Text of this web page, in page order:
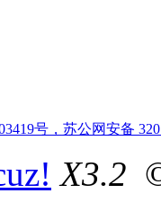
号，苏公网安备
X3.2